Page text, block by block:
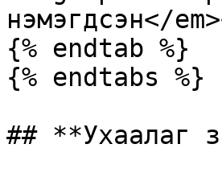
нэмэгдсэн</
{% endtab %}
{% endtabs %}
## **Ухаалаг